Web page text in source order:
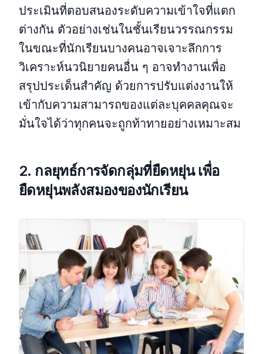
ประเมินที่ตอบสนองระดับความเข้าใจที่แตก
ต่างกัน ตัวอย่างเช่นในชั้นเรียนวรรณกรรม
ในขณะที่นักเรียนบางคนอาจเจาะลึกการ
วิเคราะห์นวนิยายคนอื่น ๆ อาจทํางานเพื่อ
สรุปประเด็นสําคัญ ด้วยการปรับแต่งงานให้
เข้ากับความสามารถของแต่ละบุคคลคุณจะ
มั่นใจได้ว่าทุกคนจะถูกท้าทายอย่างเหมาะสม
2. กลยุทธ์การจัดกลุ่มที่ยืดหยุ่นเพื่อ
ยืดหยุ่นพลังสมองของนักเรียน